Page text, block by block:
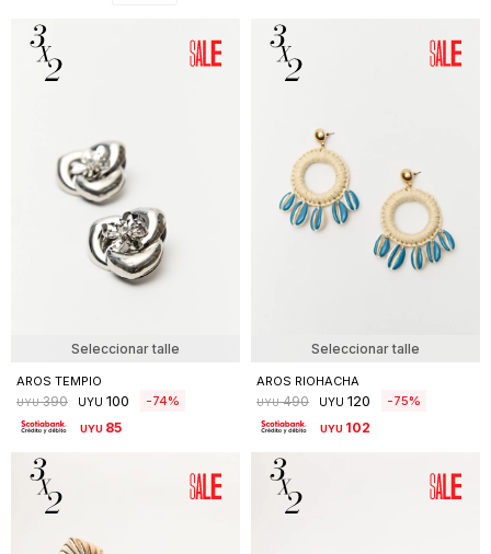
Seleccionar talle
AROS TEMPIO
UYU 390 UYU 100 74
UYU 85
Seleccionar talle
AROS RIOHACHA
UYU 490 UYU 120 75
UYU 102